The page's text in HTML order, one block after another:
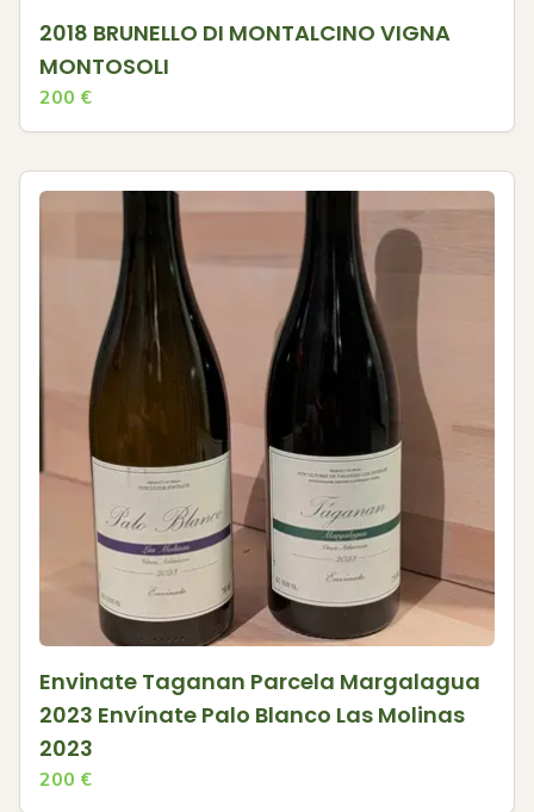
2018 BRUNELLO DI MONTALCINO VIGNA
MONTOSOLI
200 €
Envinate Taganan Parcela Margalagua
2023 Envínate Palo Blanco Las Molinas
2023
200 €